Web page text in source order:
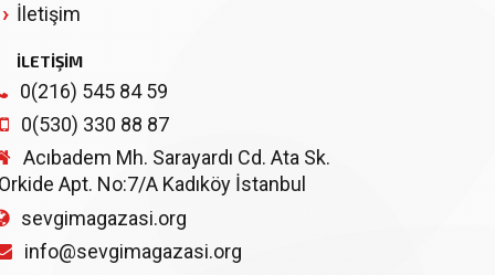
İletişim
İLETİŞİM
0(216) 545 84 59
0(530) 330 88 87
Acıbadem Mh. Sarayardı Cd. Ata Sk.
Apt. No:7/A Kadıköy İstanbul
sevgimagazasi.org
info@sevgimagazasi.org